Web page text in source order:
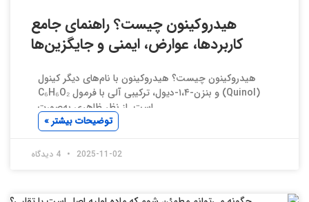
هیدروکینون چیست؟ راهنمای جامع
کاربردها، عوارض، ایمنی و جایگزین‌ها
هیدروکینون چیست؟ هیدروکینون با نام‌های دیگر کینول
(Quinol) و بنزن-۱،۴-دیول، ترکیبی آلی با فرمول C₆H₆O₂
است. از نظر ظاهری به‌صورت
توضیحات بیشتر »
2025-11-02